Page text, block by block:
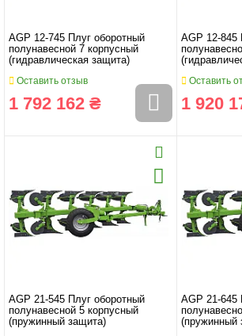
AGP 12-745 Плуг оборотный
полунавесной 7 корпусный
(гидравлическая защита)
Оставить отзыв
1 792 162 ₴
AGP 12-845
Оставить
1 920
AGP 21-545 Плуг оборотный
полунавесной 5 корпусный
(пружинный защита)
AGP 21-645
(пружинный